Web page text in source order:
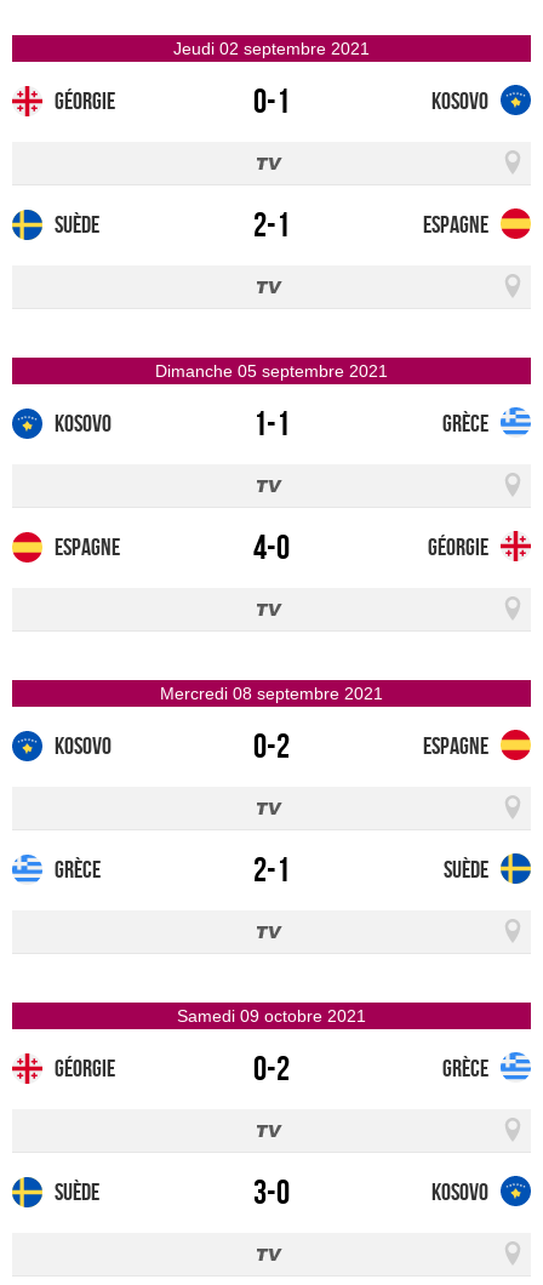
jeudi 02 septembre 2021
Géorgie 0-1 Kosovo
Suède 2-1 Espagne
dimanche 05 septembre 2021
Kosovo 1-1 Grèce
Espagne 4-0 Géorgie
mercredi 08 septembre 2021
Kosovo 0-2 Espagne
Grèce 2-1 Suède
samedi 09 octobre 2021
Géorgie 0-2 Grèce
Suède 3-0 Kosovo